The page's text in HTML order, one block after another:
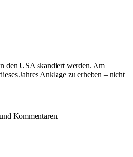
den USA skandiert werden. Am
Jahres Anklage zu erheben – nicht
Kommentaren.